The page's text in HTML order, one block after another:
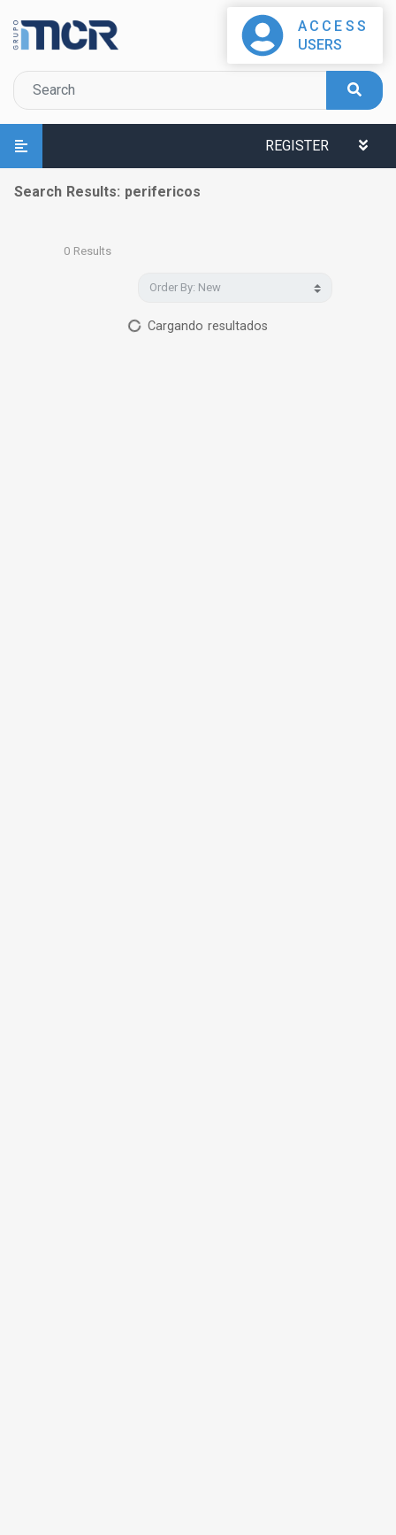
ACCESS
USERS
REGISTER
Search Results: perifericos
0 Results
Cargando resultados